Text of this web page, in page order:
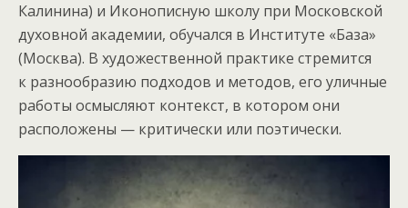
Калинина) и Иконописную школу при Московской
духовной академии, обучался в Институте «База»
(Москва). В художественной практике стремится
к разнообразию подходов и методов, его уличные
работы осмысляют контекст, в котором они
расположены — критически или поэтически.